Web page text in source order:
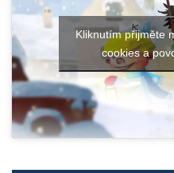
Kliknutím přijměte
cookies a